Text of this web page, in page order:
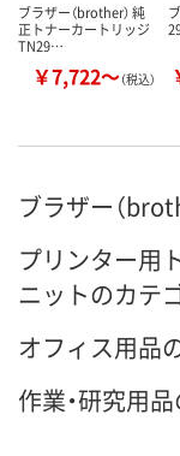
ブラザー（brother） 純
正トナーカートリッジ
TN29…
￥7,722～（税込）
ブラザー（
プリンター用
ニットのカテ
オフィス用品
作業・研究用